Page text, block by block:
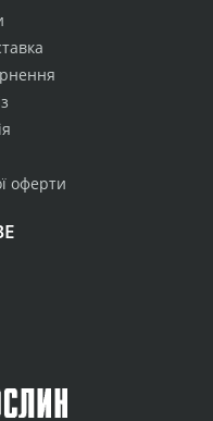
оферти